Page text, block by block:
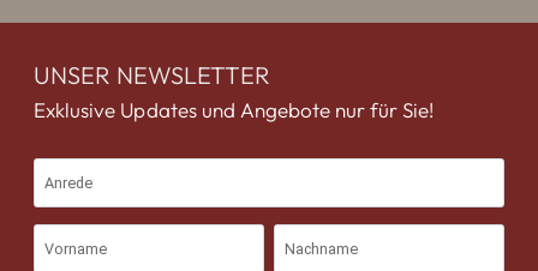
UNSER NEWSLETTER
Exklusive Updates und Angebote nur für Sie!